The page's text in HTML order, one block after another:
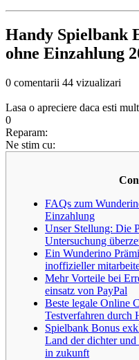
Handy Spielbank
ohne Einzahlung
0 comentarii 44 vizualizari
Lasa o apreciere daca esti
0
Reparam:
Ne stim cu:
FAQs zum
Einzahlung
Unser Stellung: Die
Untersuchung
Ein Wunderino
inoffizieller
Mehr Vorteile bei
einsatz von PayPal
Beste legale Online
Testverfahren durch
Spielbank Bonus
Land der dichter
in zukunft